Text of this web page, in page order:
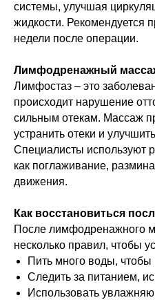
системы, улучшая
жидкости. Рекомендуется
недели после операции.
Лимфодренажный
Лимфостаз – это
происходит нарушение
сильным отекам. Массаж
устранить отеки и
Специалисты используют
как поглаживание,
движения.
Как восстановиться
После лимфодренажного
несколько правил, чтобы
Пить много воды, чтобы
Следить за питанием,
Использовать